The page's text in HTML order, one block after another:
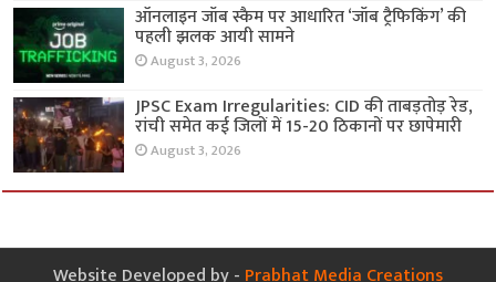
ऑनलाइन जॉब स्कैम पर आधारित ‘जॉब ट्रैफिकिंग’ की
पहली झलक आयी सामने
August 3, 2026
JPSC Exam Irregularities: CID की ताबड़तोड़ रेड,
रांची समेत कई जिलों में 15-20 ठिकानों पर छापेमारी
August 3, 2026